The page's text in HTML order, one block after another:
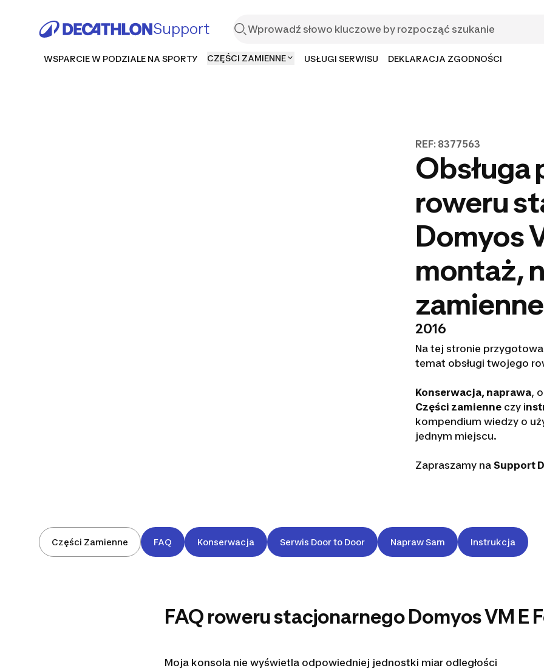
Support
WSPARCIE W PODZIALE NA SPORTY CZĘŚCI ZAMIENNE USŁUGI SERWISU DEKLARACJA ZGODNOŚCI
REF: 8377563
roweru
Domyos
montaż,
zamienne
2016
Na tej stronie
temat obsługi twojego
Konserwacja, naprawa,
Części zamienneczy i
kompendium wiedzy o
jednym miejscu.
Zapraszamy na Support
Części Zamienne FAQ Konserwacja Serwis Door to Door Napraw Sam Instrukcja
FAQ roweru stacjonarnego Domyos VM E
Moja konsola nie wyświetla odpowiedniej jednostki miar odległości